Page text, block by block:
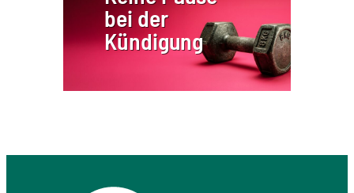
bei der
Kündigung